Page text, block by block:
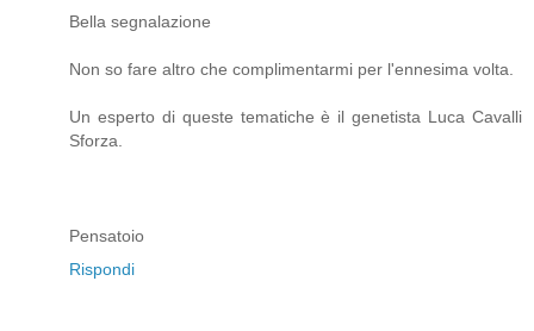
Bella segnalazione
Non so fare altro che complimentarmi per l'ennesima volta.
Un esperto di queste tematiche è il genetista Luca Cavalli
Sforza.
Pensatoio
Rispondi